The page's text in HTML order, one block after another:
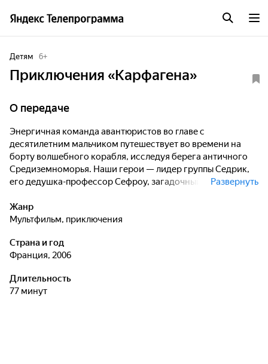
Детям 6+
Приключения «Карфагена»
О передаче
Энергичная команда авантюристов во главе с
десятилетним мальчиком путешествует во времени на
борту волшебного корабля, исследуя берега античного
Средиземноморья. Наши герои — лидер группы Седрик,
его дедушка-профессор Сефроу, загадочный солдат из
сварливый Котар и, конечно же Осел!, Хамура. На пути
они сталкиваются с бесчисленным количеством разных
приключения. Их Миссия — исследовать историю и
написать книгу о невероятных событиях в истории
Развернуть
Жанр
мультфильм, приключения
Страна и год
Франция, 2006
Длительность
77 минут